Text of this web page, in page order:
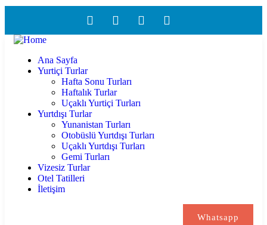
Ana Sayfa
Yurtiçi Turlar
Hafta Sonu Turları
Haftalık Turlar
Uçaklı Yurtiçi Turları
Yurtdışı Turlar
Yunanistan Turları
Otobüslü Yurtdışı Turları
Uçaklı Yurtdışı Turları
Gemi Turları
Vizesiz Turlar
Otel Tatilleri
İletişim
Whatsapp